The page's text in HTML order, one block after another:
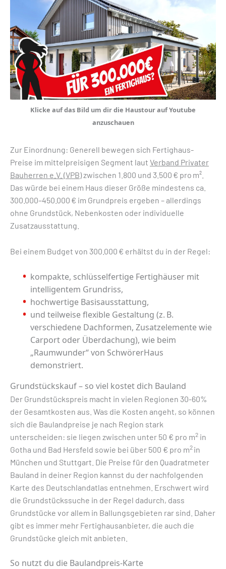
Klicke auf das Bild um dir die Haustour auf Youtube
anzuschauen
Zur Einordnung: Generell bewegen sich Fertighaus-
Preise im mittelpreisigen Segment laut Verband Privater
Bauherren e.V. (VPB)zwischen 1.800 und 3.500 € pro m².
Das würde bei einem Haus dieser Größe mindestens ca.
300.000–450.000 € im Grundpreis ergeben – allerdings
ohne Grundstück, Nebenkosten oder individuelle
Zusatzausstattung.
Bei einem Budget von 300.000 € erhältst du in der Regel:
kompakte, schlüsselfertige Fertighäuser mit
intelligentem Grundriss,
hochwertige Basisausstattung,
und teilweise flexible Gestaltung (z. B.
verschiedene Dachformen, Zusatzelemente wie
Carport oder Überdachung), wie beim
„Raumwunder“ von SchwörerHaus
demonstriert.
Grundstückskauf – so viel kostet dich Bauland
Der Grundstückspreis macht in vielen Regionen 30-60%
der Gesamtkosten aus. Was die Kosten angeht, so können
sich die Baulandpreise je nach Region stark
unterscheiden: sie liegen zwischen unter 50 € pro m2 in
Gotha und Bad Hersfeld sowie bei über 500 € pro m2 in
München und Stuttgart. Die Preise für den Quadratmeter
Bauland in deiner Region kannst du der nachfolgenden
Karte des Deutschlandatlas entnehmen. Erschwert wird
die Grundstückssuche in der Regel dadurch, dass
Grundstücke vor allem in Ballungsgebieten rar sind. Daher
gibt es immer mehr Fertighausanbieter, die auch die
Grundstücke gleich mit anbieten.
So nutzt du die Baulandpreis-Karte